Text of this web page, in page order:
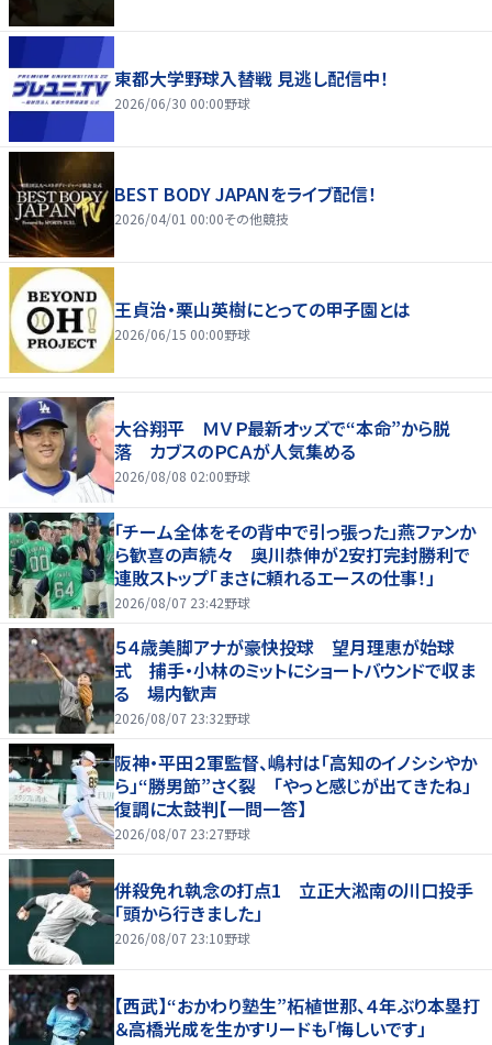
東都大学野球入替戦 見逃し配信中！
2026/06/30 00:00野球
BEST BODY JAPANをライブ配信！
2026/04/01 00:00その他競技
王貞治・栗山英樹にとっての甲子園とは
2026/06/15 00:00野球
大谷翔平 ＭＶＰ最新オッズで“本命”から脱
落 カブスのＰＣＡが人気集める
2026/08/08 02:00野球
「チーム全体をその背中で引っ張った」燕ファンか
ら歓喜の声続々 奥川恭伸が2安打完封勝利で
連敗ストップ「まさに頼れるエースの仕事！」
2026/08/07 23:42野球
５４歳美脚アナが豪快投球 望月理恵が始球
式 捕手・小林のミットにショートバウンドで収ま
る 場内歓声
2026/08/07 23:32野球
阪神・平田２軍監督、嶋村は「高知のイノシシやか
ら」“勝男節”さく裂 「やっと感じが出てきたね」
復調に太鼓判【一問一答】
2026/08/07 23:27野球
併殺免れ執念の打点1 立正大淞南の川口投手
「頭から行きました」
2026/08/07 23:10野球
【西武】“おかわり塾生”柘植世那、４年ぶり本塁打
＆高橋光成を生かすリードも「悔しいです」